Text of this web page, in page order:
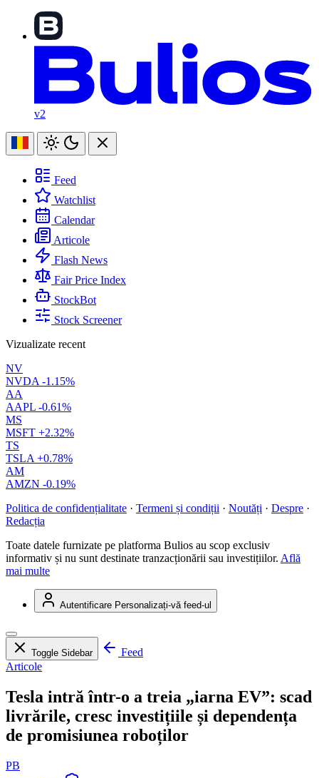
v2
Feed
Watchlist
Calendar
Articole
Flash News
Fair Price Index
StockBot
Stock Screener
Vizualizate recent
NV
NVDA -1.15%
AA
AAPL -0.61%
MS
MSFT +2.32%
TS
TSLA +0.78%
AM
AMZN -0.19%
Politica de confidențialitate · Termeni și condiții · Noutăți · Despre ·
Redacția
Toate datele furnizate pe platforma Bulios au scop exclusiv
informativ și nu sunt destinate tranzacționării sau investițiilor. Află
mai multe
Autentificare Personalizați-vă feed-ul
Toggle Sidebar
Feed
Articole
Tesla intră într-o a treia „iarna EV”: scad
livrările, cresc investițiile și dependența
de promisiunea roboților
PB